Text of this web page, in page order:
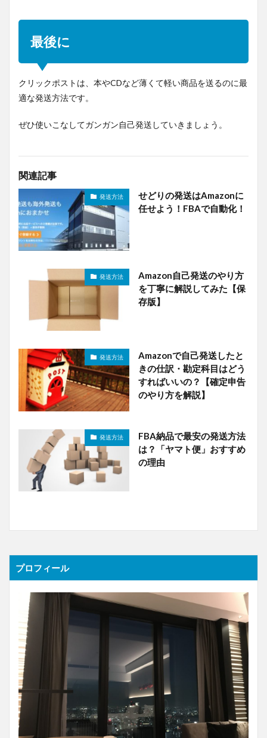
最後に
クリックポストは、本やCDなど薄くて軽い商品を送るのに最
適な発送方法です。
ぜひ使いこなしてガンガン自己発送していきましょう。
関連記事
発送方法
せどりの発送はAmazonに
任せよう！FBAで自動化！
発送方法
Amazon自己発送のやり方
を丁寧に解説してみた【保
存版】
発送方法
Amazonで自己発送したと
きの仕訳・勘定科目はどう
すればいいの？【確定申告
のやり方を解説】
発送方法
FBA納品で最安の発送方法
は？「ヤマト便」おすすめ
の理由
プロフィール